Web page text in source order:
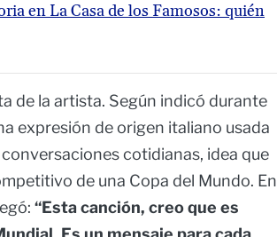
en La Casa de los Famosos: quién
de la artista. Según indicó durante
expresión de origen italiano usada
cotidianas, idea que
de una Copa del Mundo. En
“Esta canción, creo que es